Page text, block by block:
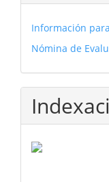
Información
Nómina de